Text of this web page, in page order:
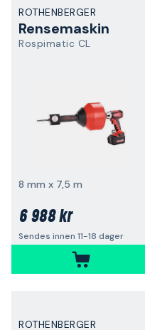
ROTHENBERGER
Rensemaskin
Rospimatic CL
8 mm x 7,5 m
6 988 kr
Sendes innen 11-18 dager
ROTHENBERGER